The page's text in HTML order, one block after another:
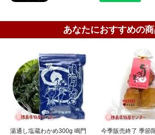
あなたにおすすめの
湯通し塩蔵わかめ300g 鳴門
今季販売終了 季節